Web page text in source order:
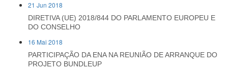
21 Jun 2018
DIRETIVA (UE) 2018/844 DO PARLAMENTO EUROPEU E
DO CONSELHO
16 Mai 2018
PARTICIPAÇÃO DA ENA NA REUNIÃO DE ARRANQUE DO
PROJETO BUNDLEUP